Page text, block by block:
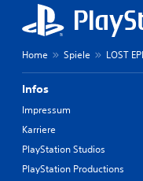
Home Spiele LOST
Infos
Impressum
Karriere
PlayStation Studios
PlayStation Productions